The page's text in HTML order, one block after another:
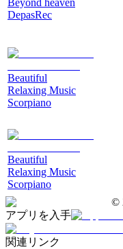
DepasRec
Beautiful
Relaxing Music
Scorpiano
Beautiful
Relaxing Music
Scorpiano
©
アプリを入手
関連リンク